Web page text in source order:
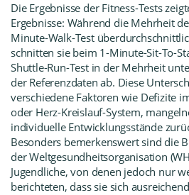
Die Ergebnisse der Fitness-Tests
Ergebnisse: Während die Mehrheit
Minute-Walk-Test
schnitten sie beim 1-Minute-Sit-To-
Shuttle-Run-Test in der Mehrheit
der Referenzdaten ab. Diese
verschiedene Faktoren wie Defizite
oder Herz-Kreislauf-System,
individuelle Entwicklungsstände
Besonders bemerkenswert sind die
der Weltgesundheitsorganisation
Jugendliche, von denen jedoch nur
berichteten, dass sie sich